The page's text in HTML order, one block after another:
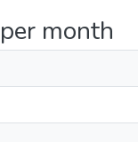
month